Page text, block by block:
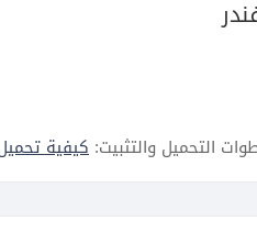
التحميل والتثبيت: كيفية